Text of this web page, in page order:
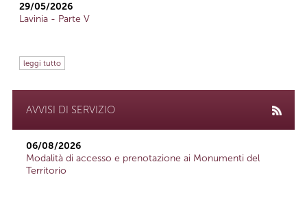
29/05/2026
Lavinia - Parte V
leggi tutto
AVVISI DI SERVIZIO
06/08/2026
Modalità di accesso e prenotazione ai Monumenti del
Territorio